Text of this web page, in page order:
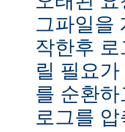
그파일을
작한후
릴 필요
를 순환
로그를